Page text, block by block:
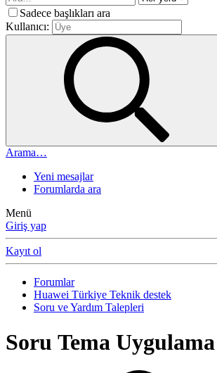
Sadece başlıkları ara
Kullanıcı:
Arama…
Yeni mesajlar
Forumlarda ara
Menü
Giriş yap
Kayıt ol
Forumlar
Huawei Türkiye Teknik destek
Soru ve Yardım Talepleri
Soru Tema Uygulama